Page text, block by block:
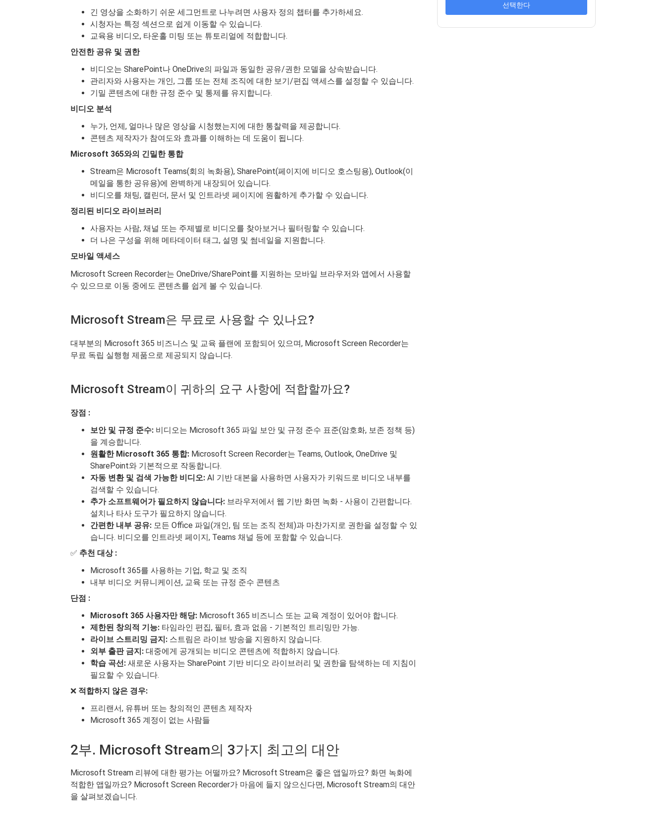
긴 영상을 소화하기 쉬운 세그먼트로 나누려면 사용자 정의 챕터를 추가하세요.
시청자는 특정 섹션으로 쉽게 이동할 수 있습니다.
교육용 비디오, 타운홀 미팅 또는 튜토리얼에 적합합니다.
안전한 공유 및 권한
비디오는 SharePoint나 OneDrive의 파일과 동일한 공유/권한 모델을 상속받습니다.
관리자와 사용자는 개인, 그룹 또는 전체 조직에 대한 보기/편집 액세스를 설정할 수 있습니다.
기밀 콘텐츠에 대한 규정 준수 및 통제를 유지합니다.
비디오 분석
누가, 언제, 얼마나 많은 영상을 시청했는지에 대한 통찰력을 제공합니다.
콘텐츠 제작자가 참여도와 효과를 이해하는 데 도움이 됩니다.
Microsoft 365와의 긴밀한 통합
Stream은 Microsoft Teams(회의 녹화용), SharePoint(페이지에 비디오 호스팅용), Outlook(이
메일을 통한 공유용)에 완벽하게 내장되어 있습니다.
비디오를 채팅, 캘린더, 문서 및 인트라넷 페이지에 원활하게 추가할 수 있습니다.
정리된 비디오 라이브러리
사용자는 사람, 채널 또는 주제별로 비디오를 찾아보거나 필터링할 수 있습니다.
더 나은 구성을 위해 메타데이터 태그, 설명 및 썸네일을 지원합니다.
모바일 액세스
Microsoft Screen Recorder는 OneDrive/SharePoint를 지원하는 모바일 브라우저와 앱에서 사용할
수 있으므로 이동 중에도 콘텐츠를 쉽게 볼 수 있습니다.
Microsoft Stream은 무료로 사용할 수 있나요?
대부분의 Microsoft 365 비즈니스 및 교육 플랜에 포함되어 있으며, Microsoft Screen Recorder는
무료 독립 실행형 제품으로 제공되지 않습니다.
Microsoft Stream이 귀하의 요구 사항에 적합할까요?
장점 :
보안 및 규정 준수: 비디오는 Microsoft 365 파일 보안 및 규정 준수 표준(암호화, 보존 정책 등)
을 계승합니다.
원활한 Microsoft 365 통합: Microsoft Screen Recorder는 Teams, Outlook, OneDrive 및
SharePoint와 기본적으로 작동합니다.
자동 변환 및 검색 가능한 비디오: AI 기반 대본을 사용하면 사용자가 키워드로 비디오 내부를
검색할 수 있습니다.
추가 소프트웨어가 필요하지 않습니다: 브라우저에서 웹 기반 화면 녹화 - 사용이 간편합니다.
설치나 타사 도구가 필요하지 않습니다.
간편한 내부 공유: 모든 Office 파일(개인, 팀 또는 조직 전체)과 마찬가지로 권한을 설정할 수 있
습니다. 비디오를 인트라넷 페이지, Teams 채널 등에 포함할 수 있습니다.
✅ 추천 대상 :
Microsoft 365를 사용하는 기업, 학교 및 조직
내부 비디오 커뮤니케이션, 교육 또는 규정 준수 콘텐츠
단점 :
Microsoft 365 사용자만 해당: Microsoft 365 비즈니스 또는 교육 계정이 있어야 합니다.
제한된 창의적 기능: 타임라인 편집, 필터, 효과 없음 - 기본적인 트리밍만 가능.
라이브 스트리밍 금지: 스트림은 라이브 방송을 지원하지 않습니다.
외부 출판 금지: 대중에게 공개되는 비디오 콘텐츠에 적합하지 않습니다.
학습 곡선: 새로운 사용자는 SharePoint 기반 비디오 라이브러리 및 권한을 탐색하는 데 지침이
필요할 수 있습니다.
❌ 적합하지 않은 경우:
프리랜서, 유튜버 또는 창의적인 콘텐츠 제작자
Microsoft 365 계정이 없는 사람들
2부. Microsoft Stream의 3가지 최고의 대안
Microsoft Stream 리뷰에 대한 평가는 어떨까요? Microsoft Stream은 좋은 앱일까요? 화면 녹화에
적합한 앱일까요? Microsoft Screen Recorder가 마음에 들지 않으신다면, Microsoft Stream의 대안
을 살펴보겠습니다.
선택한다